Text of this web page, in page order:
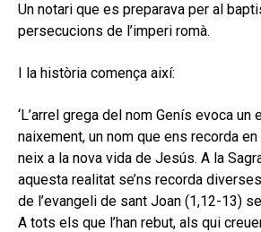
Un notari que es preparava per al
persecucions de l’imperi romà.
I la història comença així:
‘L’arrel grega del nom Genís evoca un
naixement, un nom que ens recorda
neix a la nova vida de Jesús. A la
aquesta realitat se’ns recorda
de l’evangeli de sant Joan (1,12-13)
A tots els que l’han rebut, als qui